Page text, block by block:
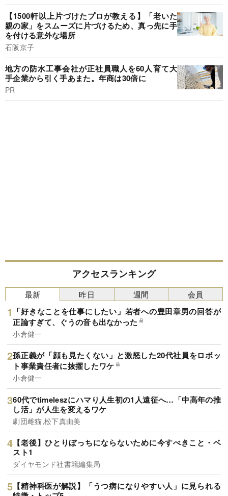
【1500軒以上片づけたプロが教える】「老いた
親の家」をスムーズに片づけるため、真っ先に手
を付ける意外な場所
石阪京子
地方の防水工事会社が正社員職人を60人育て大
手企業から引く手あまた。年商は30倍に
PR
アクセスランキング
最新
「好きなことを仕事にしたい」若者への豊田章男の回答が
正論すぎて、ぐうの音も出なかった
小倉健一
孫正義が「顔も見たくない」と激怒した20代社員をロボッ
ト事業責任者に抜擢したワケ
小倉健一
60代でtimeleszにハマり人生初の1人遠征へ…「中高年の推
し活」が人生を変えるワケ
劇団雌猫,松下真由美
【老後】ひとりぼっちにならないために今すべきこと・ベ
スト1
ダイヤモンド社書籍編集局
【精神科医が解説】「うつ病になりやすい人」に見られる
昨日 週間 会員